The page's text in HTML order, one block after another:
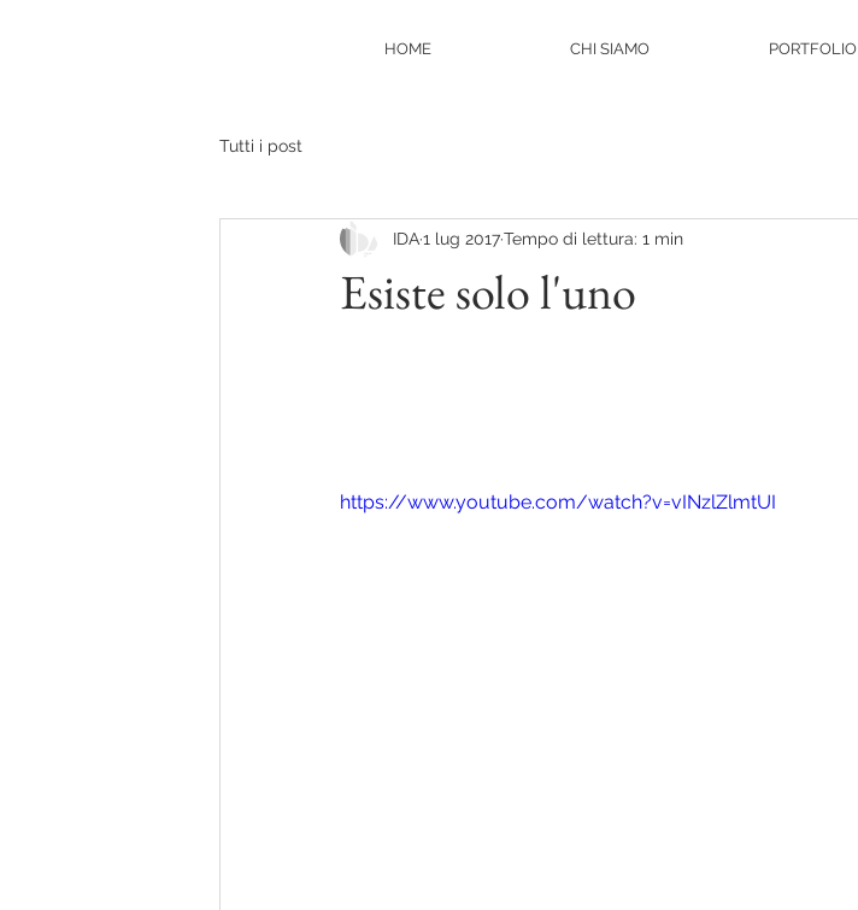
HOME CHI SIAMO PORTFOLIO
Tutti i post
Esiste solo l'uno
IDA1 lug 2017Tempo di lettura: 1 min
https://www.youtube.com/watch?v=vINzlZlmtUI